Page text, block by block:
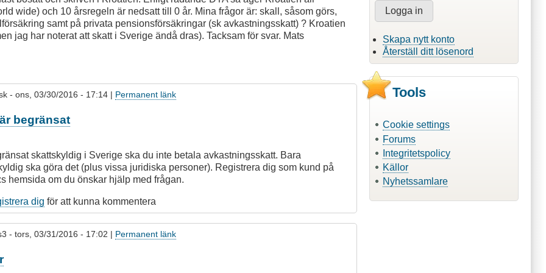
wide) och 10 årsregeln är nedsatt till 0 år. Mina frågor är: skall, såsom görs,
samt på privata pensionsförsäkringar (sk avkastningsskatt) ? Kroatien
jag har noterat att skatt i Sverige ändå dras). Tacksam för svar. Mats
- ons, 03/30/2016 - 17:14 | Permanent länk
begränsat
skattskyldig i Sverige ska du inte betala avkastningsskatt. Bara
ska göra det (plus vissa juridiska personer). Registrera dig som kund på
hemsida om du önskar hjälp med frågan.
dig för att kunna kommentera
- tors, 03/31/2016 - 17:02 | Permanent länk
Skapa nytt konto
Återställ ditt lösenord
Tools
Cookie settings
Forums
Integritetspolicy
Källor
Nyhetssamlare